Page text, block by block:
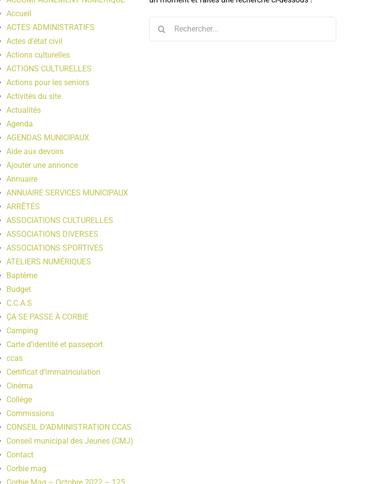
Accueil
ACTES ADMINISTRATIFS
Actes d’état civil
Actions culturelles
ACTIONS CULTURELLES
Actions pour les seniors
Activités du site
Actualités
Agenda
AGENDAS MUNICIPAUX
Aide aux devoirs
Ajouter une annonce
Annuaire
ANNUAIRE SERVICES MUNICIPAUX
ARRÊTÉS
ASSOCIATIONS CULTURELLES
ASSOCIATIONS DIVERSES
ASSOCIATIONS SPORTIVES
ATELIERS NUMÉRIQUES
Baptême
Budget
C.C.A.S
ÇA SE PASSE À CORBIE
Camping
Carte d’identité et passeport
ccas
Certificat d’immatriculation
Cinéma
Collège
Commissions
CONSEIL D’ADMINISTRATION CCAS
Conseil municipal des Jeunes (CMJ)
Contact
Corbie mag
Corbie Mag – Octobre 2022 – 125